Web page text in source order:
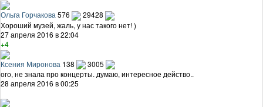
Ольга Горчакова 576
29428
Хороший музей, жаль, у нас такого нет! )
27 апреля 2016 в 22:04
+4
Ксения Миронова 138
3005
ого, не знала про концерты. думаю, интересное действо..
28 апреля 2016 в 00:25